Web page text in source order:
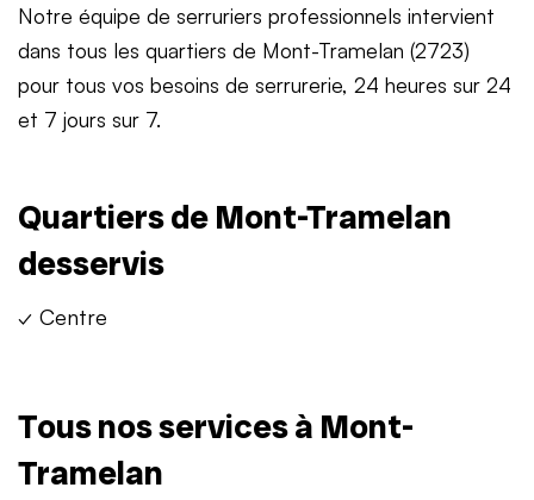
Notre équipe de serruriers professionnels intervient
dans tous les quartiers de Mont-Tramelan (2723)
pour tous vos besoins de serrurerie, 24 heures sur 24
et 7 jours sur 7.
Quartiers de Mont-Tramelan
desservis
✓ Centre
Tous nos services à Mont-
Tramelan